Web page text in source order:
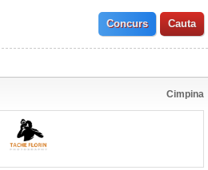
Cimpina